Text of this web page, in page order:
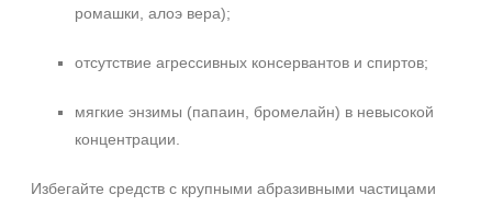
ромашки, алоэ вера);
отсутствие агрессивных консервантов и спиртов;
мягкие энзимы (папаин, бромелайн) в невысокой
концентрации.
Избегайте средств с крупными абразивными частицами